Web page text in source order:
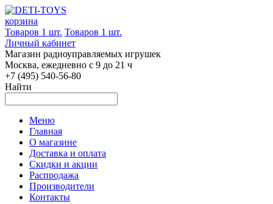
корзина
Товаров 1 шт. Товаров 1 шт.
Личный кабинет
Магазин радиоуправляемых игрушек
Москва, ежедневно с 9 до 21 ч
+7 (495) 540-56-80
Найти
Меню
Главная
О магазине
Доставка и оплата
Скидки и акции
Распродажа
Производители
Контакты